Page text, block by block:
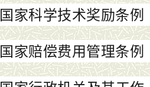
国家科学技术奖励条例
国家赔偿费用管理条例